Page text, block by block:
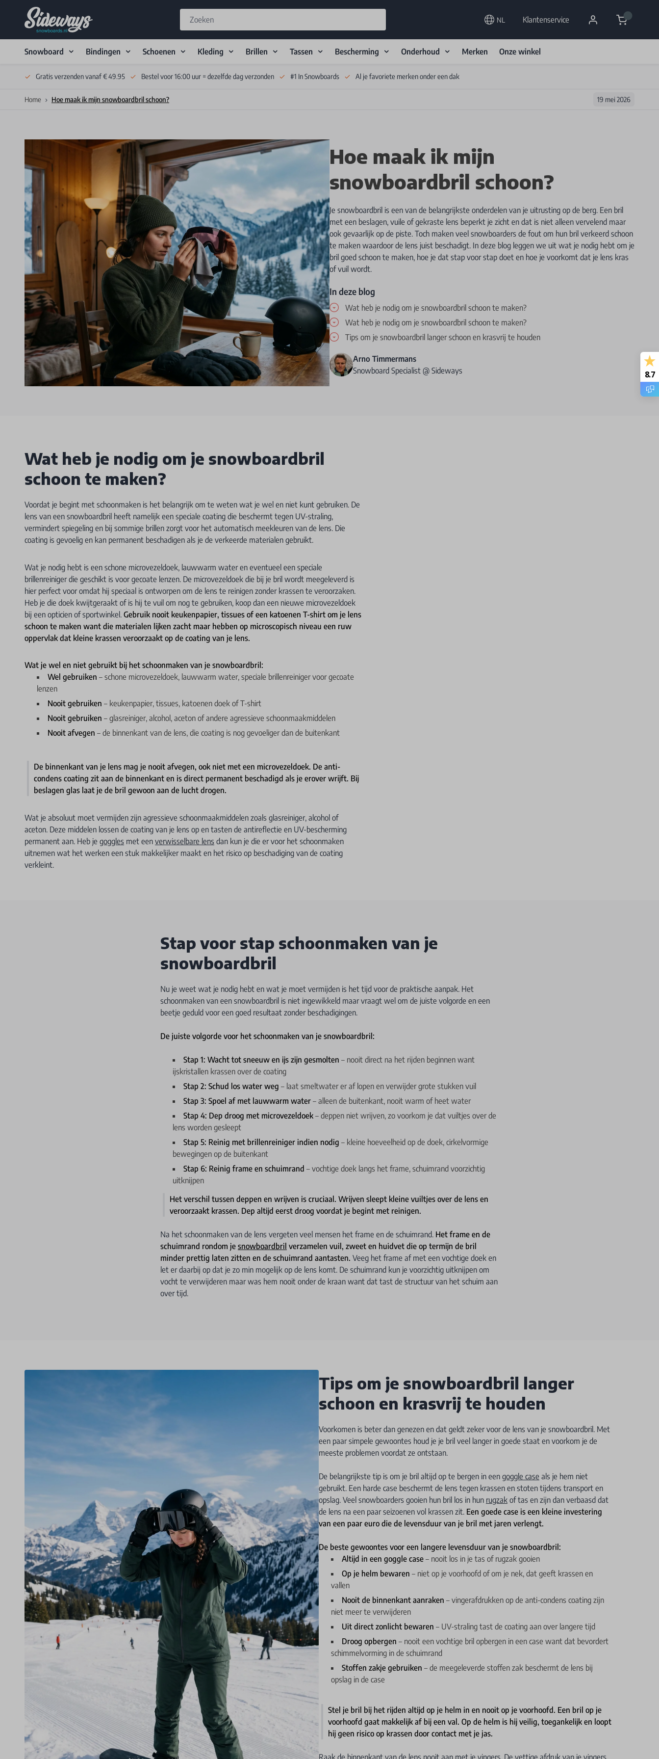
NL Klantenservice Cart
Snowboard Bindingen Schoenen Kleding Brillen Tassen Bescherming Onderhoud Merken Onze winkel
Gratis verzenden vanaf € 49.95 Bestel voor 16:00 uur = dezelfde dag verzonden #1 In Snowboards Al je favoriete merken onder een dak
Home Hoe maak ik mijn snowboardbril schoon? 19 mei 2026
Hoe maak ik mijn
snowboardbril schoon?
Je snowboardbril is een van de belangrijkste onderdelen van je uitrusting op de berg. Een bril
met een beslagen, vuile of gekraste lens beperkt je zicht en dat is niet alleen vervelend maar
ook gevaarlijk op de piste. Toch maken veel snowboarders de fout om hun bril verkeerd schoon
te maken waardoor de lens juist beschadigt. In deze blog leggen we uit wat je nodig hebt om je
bril goed schoon te maken, hoe je dat stap voor stap doet en hoe je voorkomt dat je lens kras
of vuil wordt.
In deze blog
Wat heb je nodig om je snowboardbril schoon te maken?
Wat heb je nodig om je snowboardbril schoon te maken?
Tips om je snowboardbril langer schoon en krasvrij te houden
Arno Timmermans
Snowboard Specialist @ Sideways
Wat heb je nodig om je snowboardbril
schoon te maken?
Voordat je begint met schoonmaken is het belangrijk om te weten wat je wel en niet kunt gebruiken. De
lens van een snowboardbril heeft namelijk een speciale coating die beschermt tegen UV-straling,
vermindert spiegeling en bij sommige brillen zorgt voor het automatisch meekleuren van de lens. Die
coating is gevoelig en kan permanent beschadigen als je de verkeerde materialen gebruikt.
Wat je nodig hebt is een schone microvezeldoek, lauwwarm water en eventueel een speciale
brillenreiniger die geschikt is voor gecoate lenzen. De microvezeldoek die bij je bril wordt meegeleverd is
hier perfect voor omdat hij speciaal is ontworpen om de lens te reinigen zonder krassen te veroorzaken.
Heb je die doek kwijtgeraakt of is hij te vuil om nog te gebruiken, koop dan een nieuwe microvezeldoek
bij een opticien of sportwinkel. Gebruik nooit keukenpapier, tissues of een katoenen T-shirt om je lens
schoon te maken want die materialen lijken zacht maar hebben op microscopisch niveau een ruw
oppervlak dat kleine krassen veroorzaakt op de coating van je lens.
Wat je wel en niet gebruikt bij het schoonmaken van je snowboardbril:
Wel gebruiken – schone microvezeldoek, lauwwarm water, speciale brillenreiniger voor gecoate
lenzen
Nooit gebruiken – keukenpapier, tissues, katoenen doek of T-shirt
Nooit gebruiken – glasreiniger, alcohol, aceton of andere agressieve schoonmaakmiddelen
Nooit afvegen – de binnenkant van de lens, die coating is nog gevoeliger dan de buitenkant
De binnenkant van je lens mag je nooit afvegen, ook niet met een microvezeldoek. De anti-
condens coating zit aan de binnenkant en is direct permanent beschadigd als je erover wrijft. Bij
beslagen glas laat je de bril gewoon aan de lucht drogen.
Wat je absoluut moet vermijden zijn agressieve schoonmaakmiddelen zoals glasreiniger, alcohol of
aceton. Deze middelen lossen de coating van je lens op en tasten de antireflectie en UV-bescherming
permanent aan. Heb je goggles met een verwisselbare lens dan kun je die er voor het schoonmaken
uitnemen wat het werken een stuk makkelijker maakt en het risico op beschadiging van de coating
verkleint.
Stap voor stap schoonmaken van je
snowboardbril
Nu je weet wat je nodig hebt en wat je moet vermijden is het tijd voor de praktische aanpak. Het
schoonmaken van een snowboardbril is niet ingewikkeld maar vraagt wel om de juiste volgorde en een
beetje geduld voor een goed resultaat zonder beschadigingen.
De juiste volgorde voor het schoonmaken van je snowboardbril:
Stap 1: Wacht tot sneeuw en ijs zijn gesmolten – nooit direct na het rijden beginnen want
ijskristallen krassen over de coating
Stap 2: Schud los water weg – laat smeltwater er af lopen en verwijder grote stukken vuil
Stap 3: Spoel af met lauwwarm water – alleen de buitenkant, nooit warm of heet water
Stap 4: Dep droog met microvezeldoek – deppen niet wrijven, zo voorkom je dat vuiltjes over de
lens worden gesleept
Stap 5: Reinig met brillenreiniger indien nodig – kleine hoeveelheid op de doek, cirkelvormige
bewegingen op de buitenkant
Stap 6: Reinig frame en schuimrand – vochtige doek langs het frame, schuimrand voorzichtig
uitknijpen
Het verschil tussen deppen en wrijven is cruciaal. Wrijven sleept kleine vuiltjes over de lens en
veroorzaakt krassen. Dep altijd eerst droog voordat je begint met reinigen.
Na het schoonmaken van de lens vergeten veel mensen het frame en de schuimrand. Het frame en de
schuimrand rondom je snowboardbril verzamelen vuil, zweet en huidvet die op termijn de bril
minder prettig laten zitten en de schuimrand aantasten. Veeg het frame af met een vochtige doek en
let er daarbij op dat je zo min mogelijk op de lens komt. De schuimrand kun je voorzichtig uitknijpen om
vocht te verwijderen maar was hem nooit onder de kraan want dat tast de structuur van het schuim aan
over tijd.
Tips om je snowboardbril langer
schoon en krasvrij te houden
Voorkomen is beter dan genezen en dat geldt zeker voor de lens van je snowboardbril. Met
een paar simpele gewoontes houd je je bril veel langer in goede staat en voorkom je de
meeste problemen voordat ze ontstaan.
De belangrijkste tip is om je bril altijd op te bergen in een goggle case als je hem niet
gebruikt. Een harde case beschermt de lens tegen krassen en stoten tijdens transport en
opslag. Veel snowboarders gooien hun bril los in hun rugzak of tas en zijn dan verbaasd dat
de lens na een paar seizoenen vol krassen zit. Een goede case is een kleine investering
van een paar euro die de levensduur van je bril met jaren verlengt.
De beste gewoontes voor een langere levensduur van je snowboardbril:
Altijd in een goggle case – nooit los in je tas of rugzak gooien
Op je helm bewaren – niet op je voorhoofd of om je nek, dat geeft krassen en
vallen
Nooit de binnenkant aanraken – vingerafdrukken op de anti-condens coating zijn
niet meer te verwijderen
Uit direct zonlicht bewaren – UV-straling tast de coating aan over langere tijd
Droog opbergen – nooit een vochtige bril opbergen in een case want dat bevordert
schimmelvorming in de schuimrand
Stoffen zakje gebruiken – de meegeleverde stoffen zak beschermt de lens bij
opslag in de case
Stel je bril bij het rijden altijd op je helm in en nooit op je voorhoofd. Een bril op je
voorhoofd gaat makkelijk af bij een val. Op de helm is hij veilig, toegankelijk en loopt
hij geen risico op krassen door contact met je jas.
Raak de binnenkant van de lens nooit aan met je vingers. De vettige afdruk van je vingers
8.7